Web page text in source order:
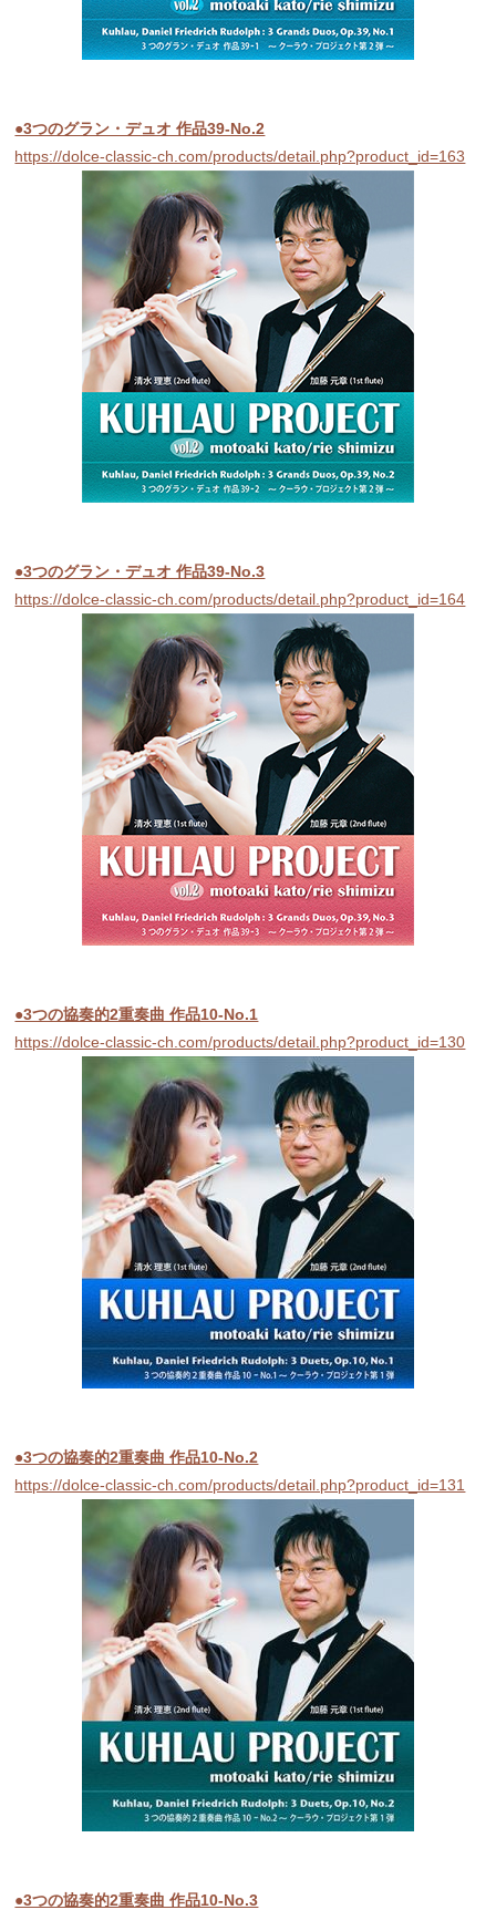
●3つのグラン・デュオ 作品39-No.2
https://dolce-classic-ch.com/products/detail.php?product_id=163
●3つのグラン・デュオ 作品39-No.3
https://dolce-classic-ch.com/products/detail.php?product_id=164
●3つの協奏的2重奏曲 作品10-No.1
https://dolce-classic-ch.com/products/detail.php?product_id=130
●3つの協奏的2重奏曲 作品10-No.2
https://dolce-classic-ch.com/products/detail.php?product_id=131
●3つの協奏的2重奏曲 作品10-No.3